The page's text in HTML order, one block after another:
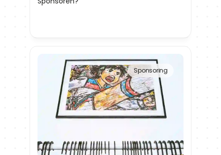
Sponsoring